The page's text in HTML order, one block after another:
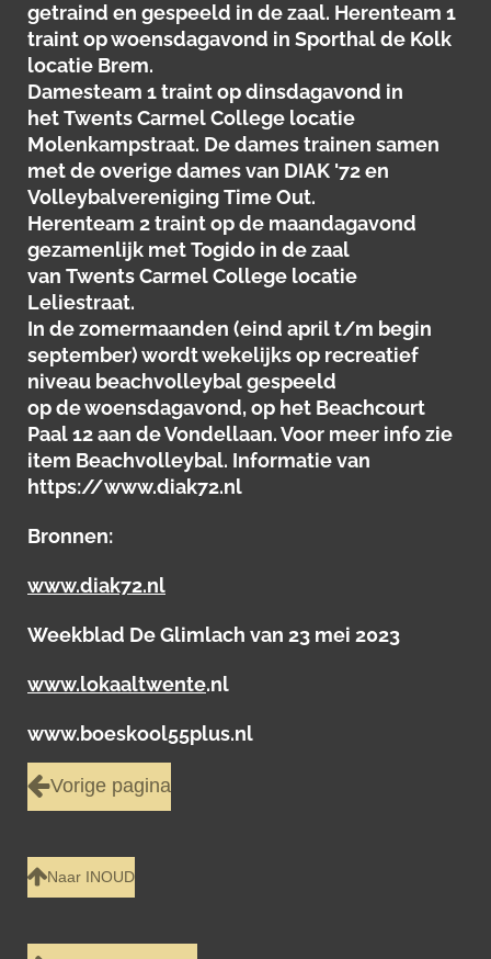
getraind en gespeeld in de zaal. Herenteam 1
traintop woensdagavond in Sporthal de Kolk
locatie Brem.
Damesteam 1traintop dinsdagavond in
hetTwents Carmel College locatie
Molenkampstraat. De dames trainen samen
met de overige dames van DIAK '72 en
VolleybalverenigingTime Out.
Herenteam 2traint op de maandagavond
gezamenlijk metTogido in de zaal
van Twents Carmel College locatie
Leliestraat.
In de zomermaanden (eind april t/m begin
september) wordt wekelijks op recreatief
niveau beachvolleybalgespeeld
op de woensdagavond, op het Beachcourt
Paal 12aan de Vondellaan. Voor meer info zie
item Beachvolleybal. Informatie van
https://www.diak72.nl
Bronnen:
www.diak72.nl
Weekblad De Glimlach van 23 mei 2023
www.lokaaltwente.nl
www.boeskool55plus.nl
Vorige pagina
Naar INOUD